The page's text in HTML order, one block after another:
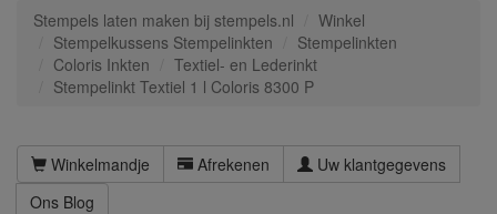
Stempels laten maken bij stempels.nl
Winkel
Stempelkussens Stempelinkten
Stempelinkten
Coloris Inkten
Textiel- en Lederinkt
Stempelinkt Textiel 1 l Coloris 8300 P
Winkelmandje Afrekenen
Uw klantgegevens
Ons Blog